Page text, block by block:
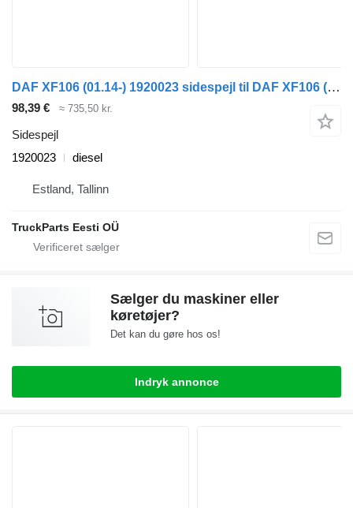
DAF XF106 (01.14-) 1920023 sidespejl til DAF XF106 (2014-) trækker
98,39 € ≈ 735,50 kr.
Sidespejl
1920023
diesel
Estland, Tallinn
TruckParts Eesti OÜ
Sælger du maskiner eller
køretøjer?
Det kan du gøre hos os!
Indryk annonce